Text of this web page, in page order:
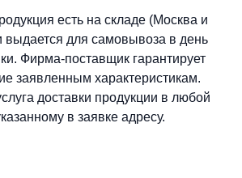
есть на складе (Москва и
выдается для самовывоза в день
Фирма-поставщик гарантирует
заявленным характеристикам.
доставки продукции в любой
в заявке адресу.